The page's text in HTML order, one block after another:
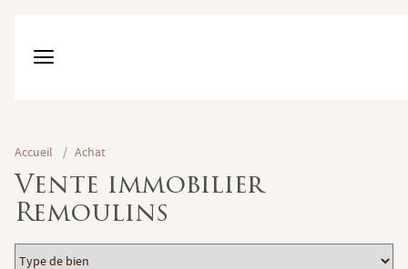
Accueil / Achat
Vente immobilier
Remoulins
Type